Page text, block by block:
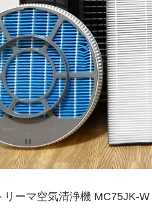
リーマ空気清浄機 MC75JK-